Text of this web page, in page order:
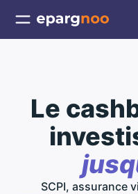
Le
SCPI, assurance